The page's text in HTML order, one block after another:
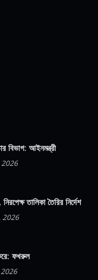
বিভাগ: আইনমন্ত্রী
তালিকা তৈরির নির্দেশ
2026
ফখরুল